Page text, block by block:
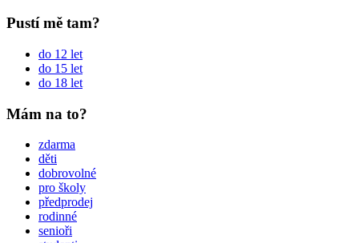
Pustí mě tam?
do 12 let
do 15 let
do 18 let
Mám na to?
zdarma
děti
dobrovolné
pro školy
předprodej
rodinné
senioři